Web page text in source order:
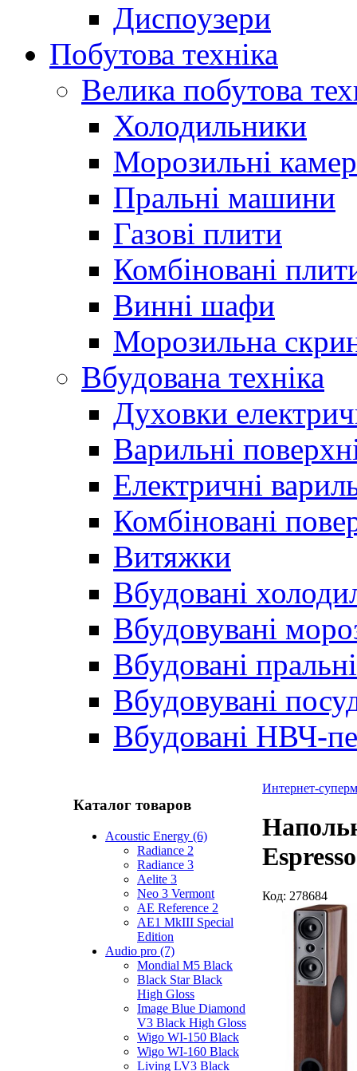
Диспоузери
Побутова техніка
Велика побутова
Холодильники
Морозильні
Пральні машини
Газові плити
Комбіновані
Винні шафи
Морозильна
Вбудована техніка
Духовки
Варильні
Електричні
Комбіновані
Витяжки
Вбудовані
Вбудовувані
Вбудовані
Вбудовувані
Вбудовані НВЧ-
Каталог товаров
Acoustic Energy (6)
Radiance 2
Radiance 3
Aelite 3
Neo 3 Vermont
AE Reference 2
AE1 MkIII Special
Edition
Audio pro (7)
Mondial M5 Black
Black Star Black
High Gloss
Image Blue Diamond
V3 Black High Gloss
Wigo WI-150 Black
Wigo WI-160 Black
Living LV3 Black
Интернет-
Espresso
Код: 278684